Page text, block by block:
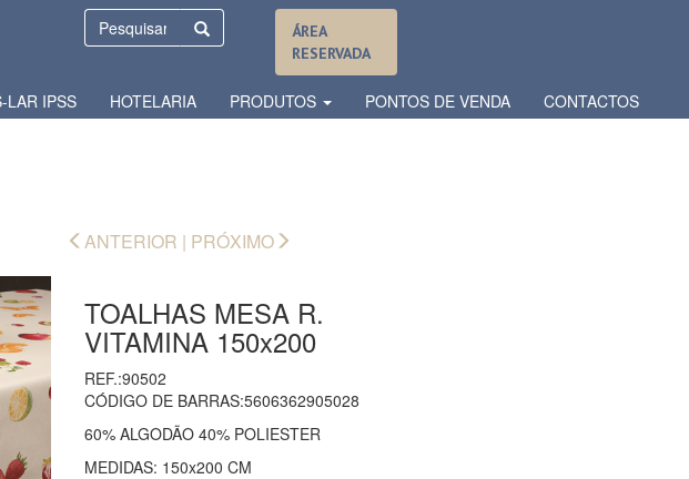
ÁREA
RESERVADA
LAR IPSS HOTELARIA PRODUTOS PONTOS DE VENDA CONTACTOS
ANTERIOR | PRÓXIMO
TOALHAS MESA R.
VITAMINA 150x200
REF.:90502
CÓDIGO DE BARRAS:5606362905028
60% ALGODÃO 40% POLIESTER
MEDIDAS: 150x200 CM